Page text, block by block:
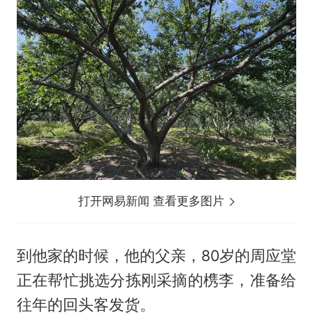
打开网易新闻 查看更多图片
到他家的时候，他的父亲，80岁的周应堂
正在帮忙挑选分拣刚采摘的槜李，准备给
往年的回头客发货。